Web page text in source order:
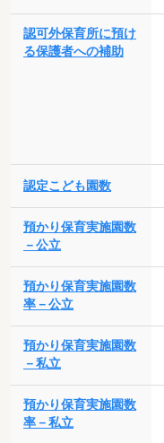
認可外保育所に預け
る保護者への補助
認定こども園数
預かり保育実施園数
－公立
預かり保育実施園数
率－公立
預かり保育実施園数
－私立
預かり保育実施園数
率－私立